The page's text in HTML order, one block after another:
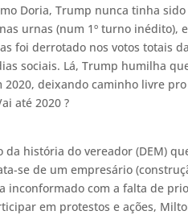
Doria, Trump nunca tinha
urnas (num 1º turno inédito),
foi derrotado nos votos totais
sociais. Lá, Trump humilha
deixando caminho livre
até 2020 ?
história do vereador (DEM)
se de um empresário
inconformado com a falta de
em protestos e ações,